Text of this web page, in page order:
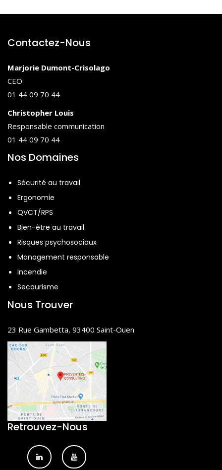
Contactez-Nous
Marjorie Dumont-Crisolago
CEO
01 44 09 70 44
Christopher Louis
Responsable communication
01 44 09 70 44
Nos Domaines
Sécurité au travail
Ergonomie
QVCT/RPS
Bien-être au travail
Risques psychosociaux
Management responsable
Incendie
Secourisme
Nous Trouver
23 Rue Gambetta, 93400 Saint-Ouen
Retrouvez-Nous